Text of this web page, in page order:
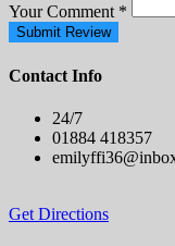
Your Comment *
Submit Review
Contact Info
24/7
01884 418357
Get Directions